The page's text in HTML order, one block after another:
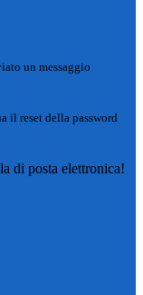
un messaggio
il reset della password
di posta elettronica!